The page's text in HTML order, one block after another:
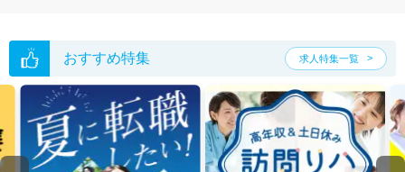
おすすめ特集 求人特集一覧